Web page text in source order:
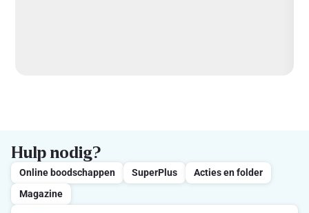
Hulp nodig?
Online boodschappen SuperPlus
Acties en folder
Magazine